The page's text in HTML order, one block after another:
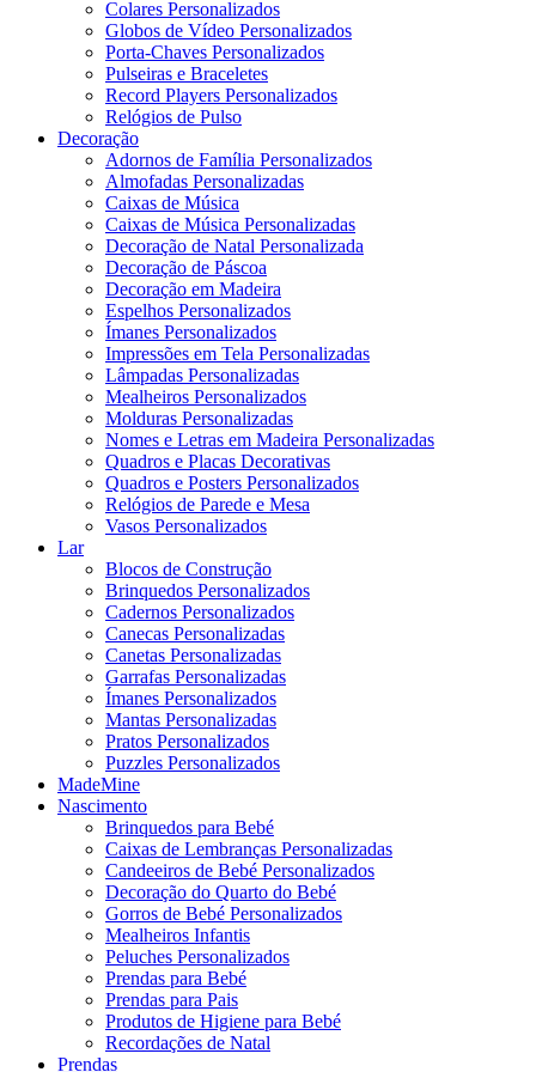
Colares Personalizados
Globos de Vídeo Personalizados
Porta-Chaves Personalizados
Pulseiras e Braceletes
Record Players Personalizados
Relógios de Pulso
Decoração
Adornos de Família Personalizados
Almofadas Personalizadas
Caixas de Música
Caixas de Música Personalizadas
Decoração de Natal Personalizada
Decoração de Páscoa
Decoração em Madeira
Espelhos Personalizados
Ímanes Personalizados
Impressões em Tela Personalizadas
Lâmpadas Personalizadas
Mealheiros Personalizados
Molduras Personalizadas
Nomes e Letras em Madeira Personalizadas
Quadros e Placas Decorativas
Quadros e Posters Personalizados
Relógios de Parede e Mesa
Vasos Personalizados
Lar
Blocos de Construção
Brinquedos Personalizados
Cadernos Personalizados
Canecas Personalizadas
Canetas Personalizadas
Garrafas Personalizadas
Ímanes Personalizados
Mantas Personalizadas
Pratos Personalizados
Puzzles Personalizados
MadeMine
Nascimento
Brinquedos para Bebé
Caixas de Lembranças Personalizadas
Candeeiros de Bebé Personalizados
Decoração do Quarto do Bebé
Gorros de Bebé Personalizados
Mealheiros Infantis
Peluches Personalizados
Prendas para Bebé
Prendas para Pais
Produtos de Higiene para Bebé
Recordações de Natal
Prendas